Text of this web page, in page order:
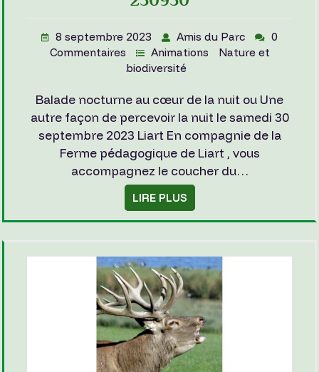
8 septembre 2023 Amis du Parc
0
Commentaires
Animations
Nature et
biodiversité
Balade nocturne au cœur de la nuit ou Une
autre façon de percevoir la nuit le samedi 30
septembre 2023 Liart En compagnie de la
Ferme pédagogique de Liart , vous
accompagnez le coucher du…
LIRE PLUS